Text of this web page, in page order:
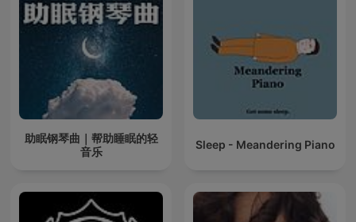
助眠钢琴曲｜帮助睡眠的轻
音乐
Sleep - Meandering Piano